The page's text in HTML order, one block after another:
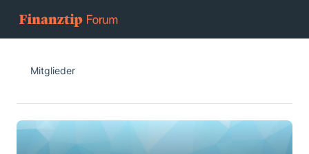
Mitglieder